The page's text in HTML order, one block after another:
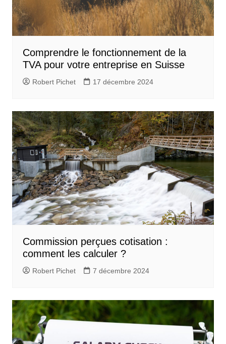
Comprendre le fonctionnement de la
TVA pour votre entreprise en Suisse
Robert Pichet 17 décembre 2024
Commission perçues cotisation :
comment les calculer ?
Robert Pichet 7 décembre 2024